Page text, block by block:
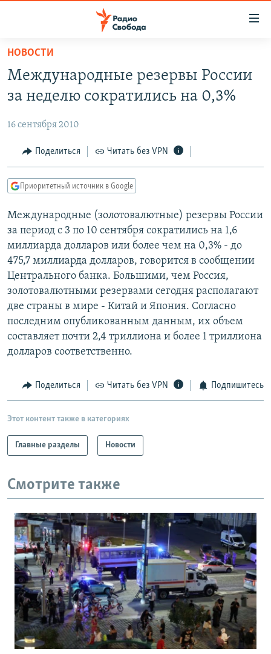
упрощенного
доступа
основному
Вернутся
главной
навигации
Вернутся
поиску
ПОДКАСТЫ
АВТОРСКИЕ ПРОЕКТЫ
ЦИТАТЫ СВОБОДЫ
МНЕНИЯ
IDEL.РЕАЛИИ
КАВКАЗ.РЕАЛИИ
СЕВЕР.РЕАЛИИ
СИБИРЬ.РЕАЛИИ
РАСПИСАНИЕ ВЕЩАНИЯ
ПОДПИШИТЕСЬ НА РАССЫЛКУ
СОЦИАЛЬНЫЕ СЕТИ
Все сайты РСЕ/РС
НОВОСТИ
Международные резервы России
за неделю сократились на 0,3%
16 сентября 2010
Поделиться Читать без VPN
Приоритетный источник в Google
Международные (золотовалютные) резервы России
за период с 3 по 10 сентября сократились на 1,6
миллиарда долларов или более чем на 0,3% - до
475,7 миллиарда долларов, говорится в сообщении
Центрального банка. Большими, чем Россия,
золотовалютными резервами сегодня располагают
две страны в мире - Китай и Япония. Согласно
последним опубликованным данным, их объем
составляет почти 2,4 триллиона и более 1 триллиона
долларов соответственно.
Поделиться Читать без VPN Подпишитесь
Этот контент также в категориях
Главные разделы Новости
Смотрите также